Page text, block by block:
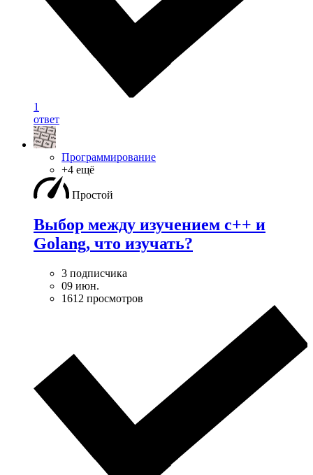
1
ответ
Программирование
+4 ещё
Простой
Выбор между изучением c++ и
Golang, что изучать?
3 подписчика
09 июн.
1612 просмотров